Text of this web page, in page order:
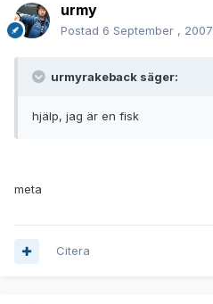
urmy
Postad 6 September , 2007
urmyrakeback säger:
hjälp, jag är en fisk
meta
Citera